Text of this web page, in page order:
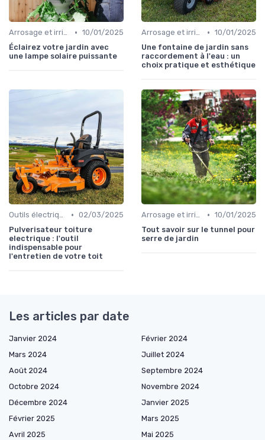
Arrosage et irrigation • 10/01/2025
Éclairez votre jardin avec
une lampe solaire puissante
Arrosage et irrigation • 10/01/2025
Une fontaine de jardin sans
raccordement à l'eau : un
choix pratique et esthétique
Outils électriques • 02/03/2025
Pulverisateur toiture
electrique : l'outil
indispensable pour
l'entretien de votre toit
Arrosage et irrigation • 10/01/2025
Tout savoir sur le tunnel pour
serre de jardin
Les articles par date
Janvier 2024
Février 2024
Mars 2024
Juillet 2024
Août 2024
Septembre 2024
Octobre 2024
Novembre 2024
Décembre 2024
Janvier 2025
Février 2025
Mars 2025
Avril 2025
Mai 2025